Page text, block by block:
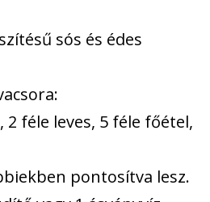
sós és édes
2 féle leves, 5 féle főétel,
pontosítva lesz.